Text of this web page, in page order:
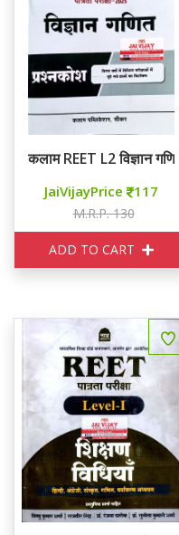
कलाम REET L2 विज्ञान
JaiVijayPrice 117
M.R.P. 130
ADD TO CART